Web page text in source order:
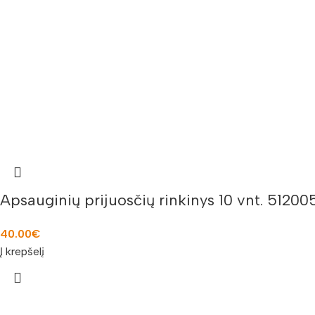
Apsauginių prijuosčių rinkinys 10 vnt.
40.00€
Į krepšelį